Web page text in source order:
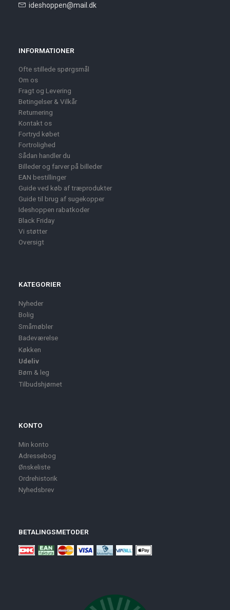
ideshoppen@mail.dk
INFORMATIONER
Ofte stillede spørgsmål
Om os
Fragt og Levering
Betingelser & Vilkår
Returnering
Kontakt os
Fortryd købet
Fortrolighed
Sådan handler du
Billeder og farver på billeder
EAN bestillinger
Guide ved køb af træprodukter
Guide til brug af sugekopper
Ideshoppen rabatkoder
Black Friday
Vi støtter
Oversigt
KATEGORIER
Nyheder
Bolig
Småmøbler
Badeværelse
Køkken
Udeliv
Børn & leg
Tilbudshjørnet
KONTO
Min konto
Adressebog
Ønskeliste
Ordrehistorik
Nyhedsbrev
BETALINGSMETODER